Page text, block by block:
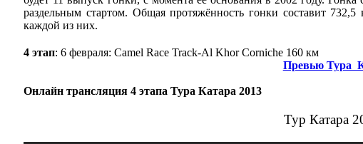
раздельным стартом. Общая протяжённость гонки составит
каждой из них.
4 этап: 6 февраля: Camel Race Track-Al Khor Corniche 160 км
Превью Тура
Онлайн трансляция 4 этапа Тура Катара 2013
Тур Катара